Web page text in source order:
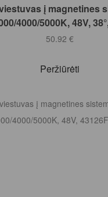
į magnetines
4000/5000K, 48V,
50.92 €
Peržiūrėti